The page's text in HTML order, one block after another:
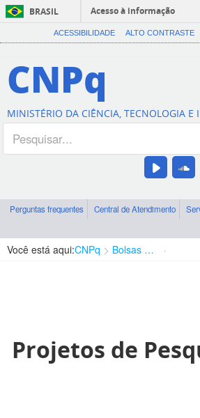
BRASIL
Acesso à informação
ACESSIBILIDADE ALTO CONTRASTE
CNPq
MINISTÉRIO DA CIÊNCIA, TECNOLOGIA E
Perguntas frequentes Central de Atendimento
Você está aqui:CNPq Bolsas e Auxílios Vigentes
Projetos de